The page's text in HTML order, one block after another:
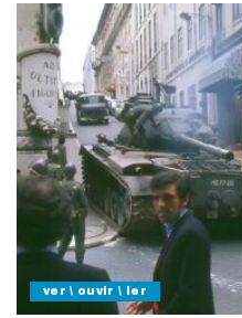
ver \ ouvir \ ler